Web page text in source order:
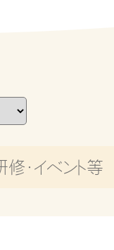
修・イベント等